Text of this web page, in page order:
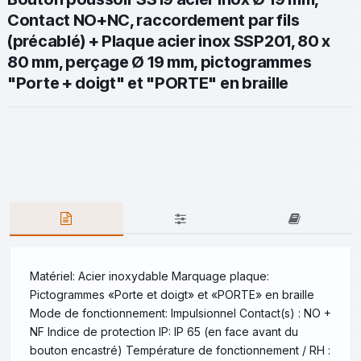
Contact NO+NC, raccordement par fils
(précablé) + Plaque acier inox SSP201, 80 x
80 mm, perçage Ø 19 mm, pictogrammes
"Porte + doigt" et "PORTE" en braille
Matériel: Acier inoxydable Marquage plaque:
Pictogrammes «Porte et doigt» et «PORTE» en braille
Mode de fonctionnement: Impulsionnel Contact(s) : NO +
NF Indice de protection IP: IP 65 (en face avant du
bouton encastré) Température de fonctionnement / RH :